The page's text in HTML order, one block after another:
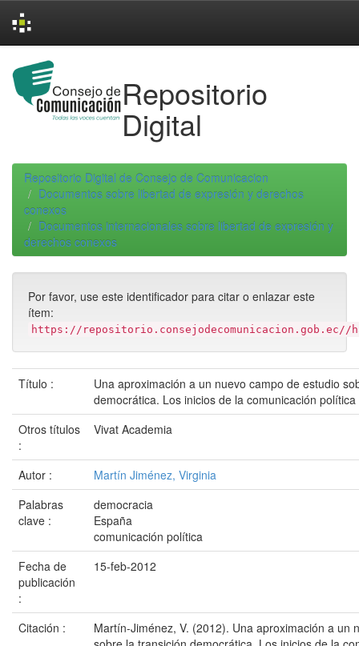
navigation
Repositorio
Digital
Repositorio Digital de Consejo de Comunicacion
Documentos sobre libertad de expresión y derechos
conexos
Documentos internacionales sobre libertad de expresión y
derechos conexos
Por favor, use este identificador para citar o enlazar este
ítem:
https://repositorio.consejodecomunicacion.gob.ec//
Título :
Una aproximación a un nuevo campo de estudio
democrática. Los inicios de la comunicación
Otros títulos
:
Vivat Academia
Autor :
Martín Jiménez, Virginia
Palabras
clave :
democracia
España
comunicación política
Fecha de
publicación
:
15-feb-2012
Citación :
Martín-Jiménez, V. (2012). Una aproximación a un